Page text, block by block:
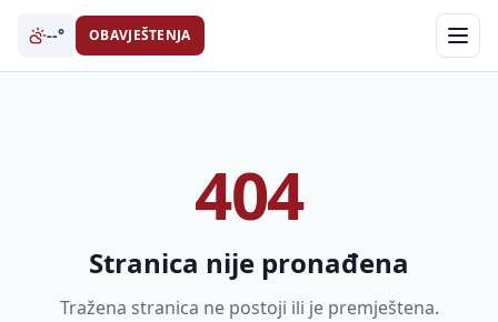
--° OBAVJEŠTENJA
404
Stranica nije pronađena
Tražena stranica ne postoji ili je premještena.